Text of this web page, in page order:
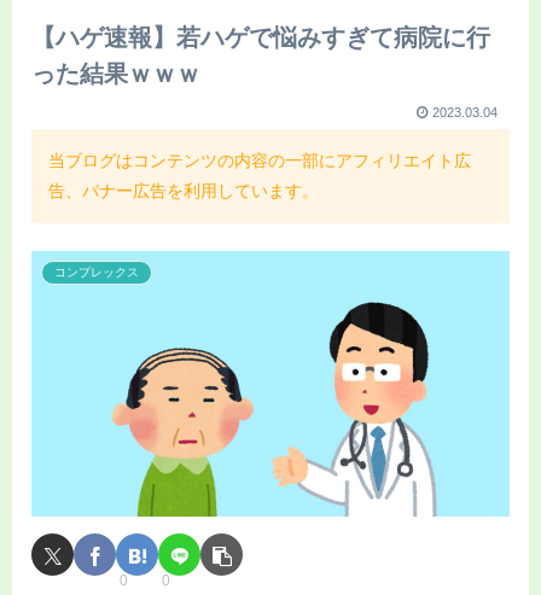
【ハゲ速報】若ハゲで悩みすぎて病院に行
った結果ｗｗｗ
2023.03.04
当ブログはコンテンツの内容の一部にアフィリエイト広
告、バナー広告を利用しています。
コンプレックス
0 0